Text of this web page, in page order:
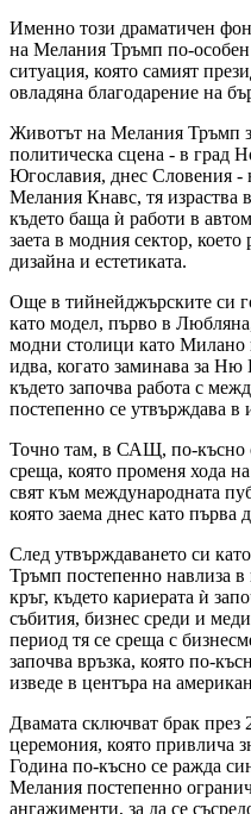
Именно този драматичен
на Мелания Тръмп по-особен
ситуация, която самият
овладяна благодарение на
Животът на Мелания Тръмп
политическа сцена - в град
Югославия, днес Словения -
Мелания Кнавс, тя израства
където баща ѝ работи в
заета в модния сектор,
дизайна и естетиката.
Още в тийнейджърските си
като модел, първо в
модни столици като
идва, когато заминава за Ню
където започва работа с
постепенно се утвърждава в
Точно там, в САЩ, по-късно
среща, която променя хода
свят към международната
която заема днес като първа
След утвърждаването си
Тръмп постепенно навлиза
кръг, където кариерата ѝ
събития, бизнес среди и
период тя се среща с
започва връзка, която по-
изведе в центъра на
Двамата сключват брак
церемония, която привлича
Година по-късно се ражда
Мелания постепенно
ангажименти, за да се